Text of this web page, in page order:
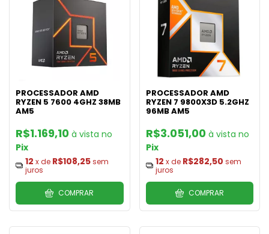
PROCESSADOR AMD
RYZEN 5 7600 4GHZ 38MB
AM5
R$1.169,10
Pix
12 x de R$108,25sem
juros
COMPRAR
PROCESSADOR AMD
RYZEN 7 9800X3D 5.2GHZ
96MB AM5
R$3.051,00
Pix
12 x de R$282,50 sem
juros
COMPRAR